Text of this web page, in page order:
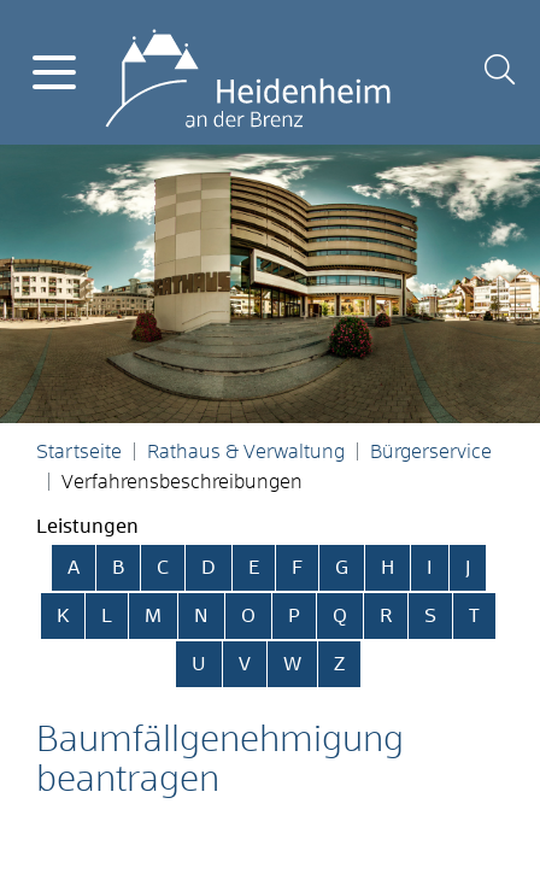
Startseite Rathaus & Verwaltung
Bürgerservice
Verfahrensbeschreibungen
Leistungen
Alphabetisches Register überspringen
A B C D E F G H
K L M N O P Q R S T
U V W Z
Baumfällgenehmigung
beantragen